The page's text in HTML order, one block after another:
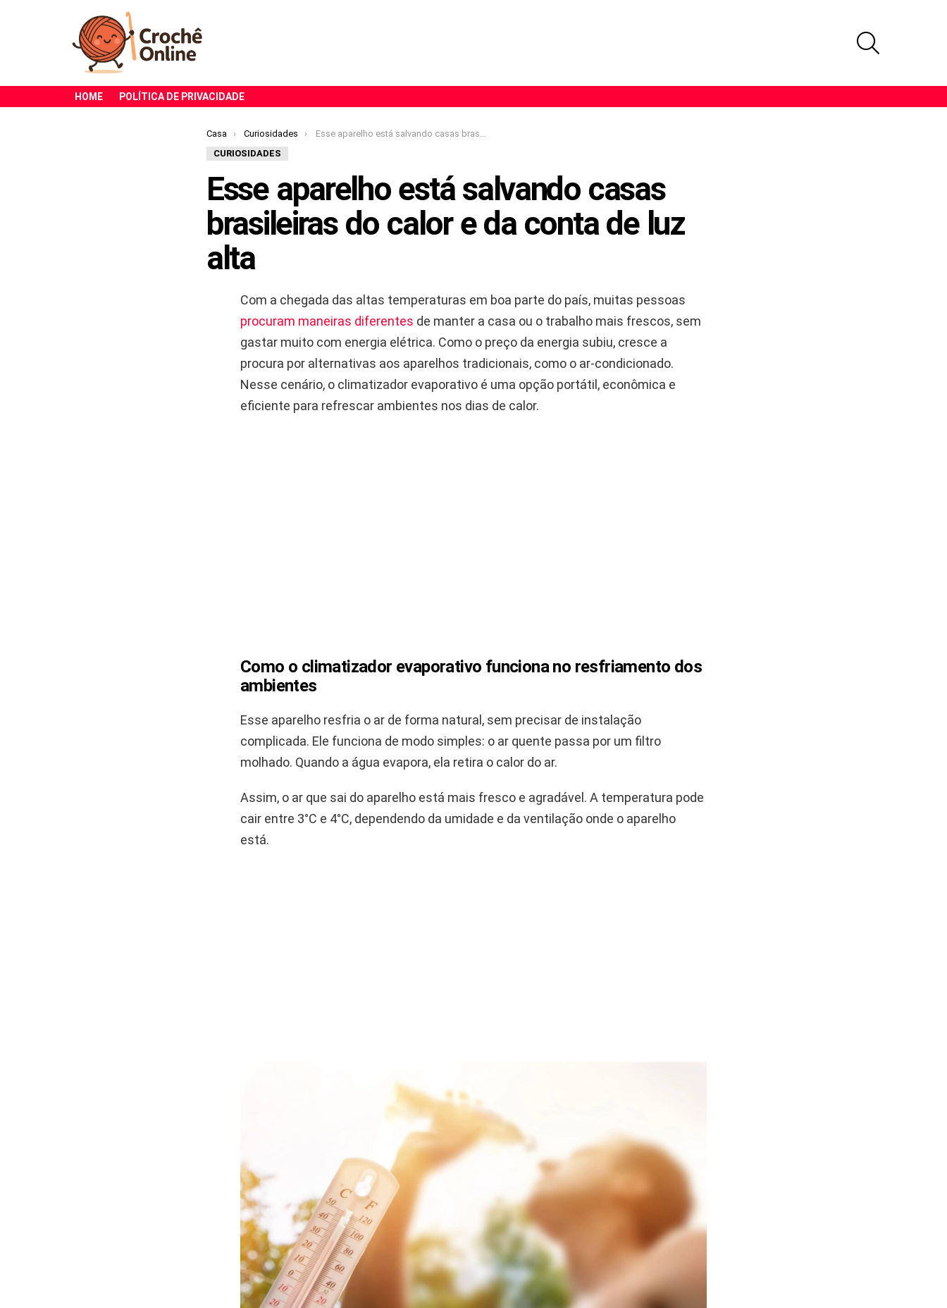
HOME POLÍTICA DE PRIVACIDADE
Você está aqui:
Casa Curiosidades
Esse aparelho está salvando casas brasileiras do calor e da conta de luz alta
CURIOSIDADES
Esse aparelho está salvando casas
brasileiras do calor e da conta de luz
alta
Com a chegada das altas temperaturas em boa parte do país, muitas pessoas
procuram maneiras diferentes de manter a casa ou o trabalho mais frescos, sem
gastar muito com energia elétrica. Como o preço da energia subiu, cresce a
procura por alternativas aos aparelhos tradicionais, como o ar-condicionado.
Nesse cenário, o climatizador evaporativo é uma opção portátil, econômica e
eficiente para refrescar ambientes nos dias de calor.
Como o climatizador evaporativo funciona no resfriamento dos
ambientes
Esse aparelho resfria o ar de forma natural, sem precisar de instalação
complicada. Ele funciona de modo simples: o ar quente passa por um filtro
molhado. Quando a água evapora, ela retira o calor do ar.
Assim, o ar que sai do aparelho está mais fresco e agradável. A temperatura pode
cair entre 3°C e 4°C, dependendo da umidade e da ventilação onde o aparelho
está.